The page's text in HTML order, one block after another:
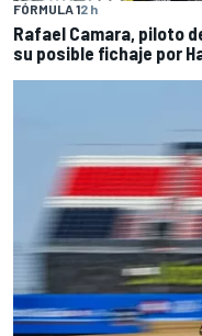
FÓRMULA 12 h
Rafael Camara, piloto
su posible fichaje por